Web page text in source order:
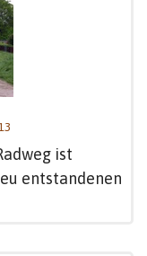
ist
entstandenen